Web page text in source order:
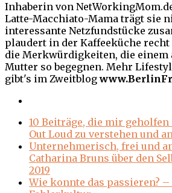
Inhaberin von
Latte-Macchiato-Mama trägt sie
interessante Netzfundstücke
plaudert in der Kaffeeküche
die Merkwürdigkeiten, die einem
Mutter so begegnen. Mehr
gibt's im Zweitblog
10 Beiträge, die mir
Out Loud zu verstehen und
Unternehmerisch, frei und
Catharina Bruns über den
2019
Wie konnte das passieren?